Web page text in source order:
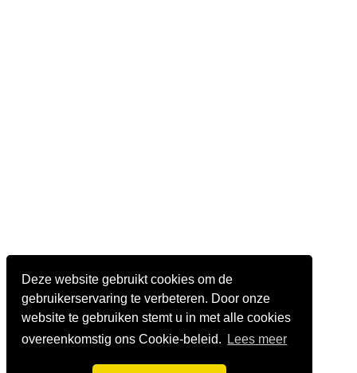
Deze website gebruikt cookies om de
gebruikerservaring te verbeteren. Door onze
website te gebruiken stemt u in met alle cookies
overeenkomstig ons Cookie-beleid.
Lees meer